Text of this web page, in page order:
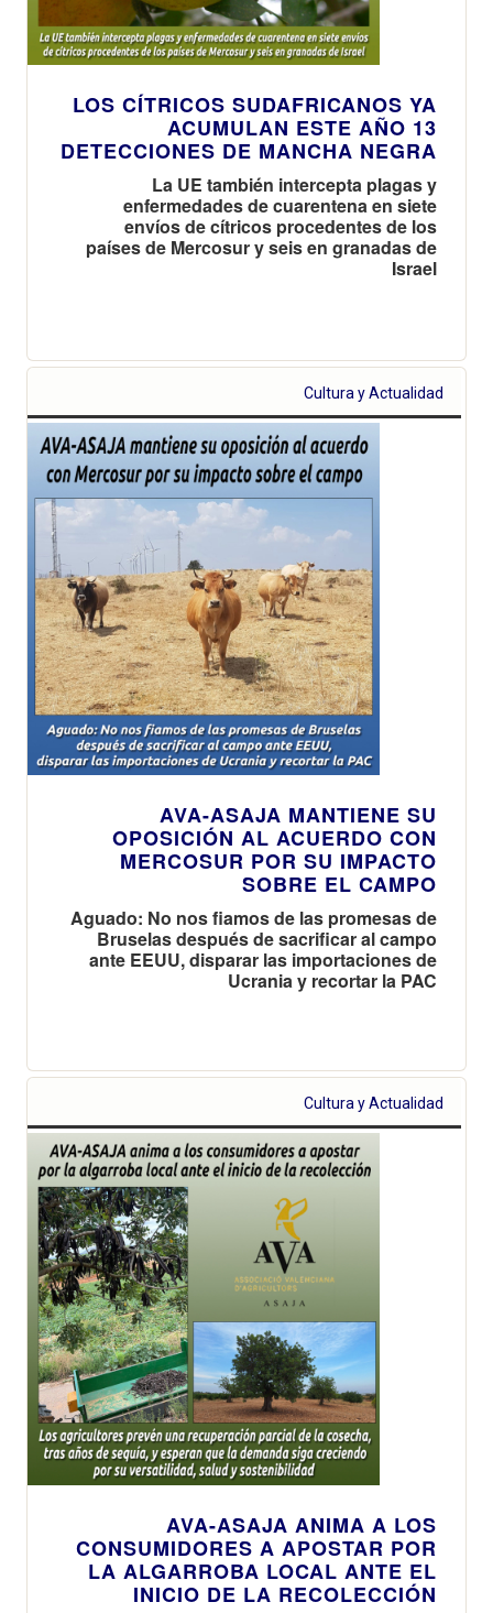
LOS CÍTRICOS SUDAFRICANOS YA
ACUMULAN ESTE AÑO 13
DETECCIONES DE MANCHA NEGRA
La UE también intercepta plagas y
enfermedades de cuarentena en siete
envíos de cítricos procedentes de los
países de Mercosur y seis en granadas de
Israel
Cultura y Actualidad
AVA-ASAJA MANTIENE SU
OPOSICIÓN AL ACUERDO CON
MERCOSUR POR SU IMPACTO
SOBRE EL CAMPO
Aguado: No nos fiamos de las promesas de
Bruselas después de sacrificar al campo
ante EEUU, disparar las importaciones de
Ucrania y recortar la PAC
Cultura y Actualidad
AVA-ASAJA ANIMA A LOS
CONSUMIDORES A APOSTAR POR
LA ALGARROBA LOCAL ANTE EL
INICIO DE LA RECOLECCIÓN